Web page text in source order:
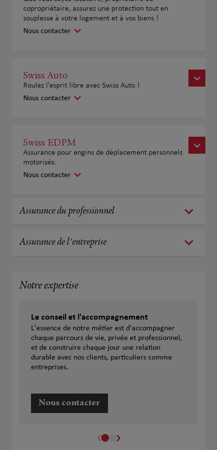
copropriétaire, assurez une protection tout en
souplesse à votre logement et à vos biens !
Nous contacter
Swiss Auto
Roulez l'esprit libre avec Swiss Auto !
Nous contacter
Swiss EDPM
Assurance pour engins de déplacement personnels
motorisés.
Nous contacter
Assurance du professionnel
Assurance de l'entreprise
Notre expertise
Le conseil et l'accompagnement
L'essence de notre métier est d'accompagner
chaque parcours de vie, privée et professionnel,
et de construire chaque jour une relation
durable avec nos clients, particuliers comme
entreprises.
Nous contacter